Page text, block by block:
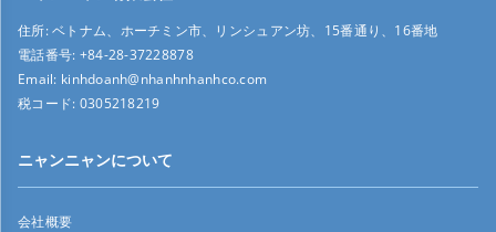
住所:ベトナム、ホーチミン市、リンシュアン坊、15番通り、16番地
電話番号: +84-28-37228878
Email: kinhdoanh@nhanhnhanhco.com
税コード: 0305218219
ニャンニャンについて
会社概要